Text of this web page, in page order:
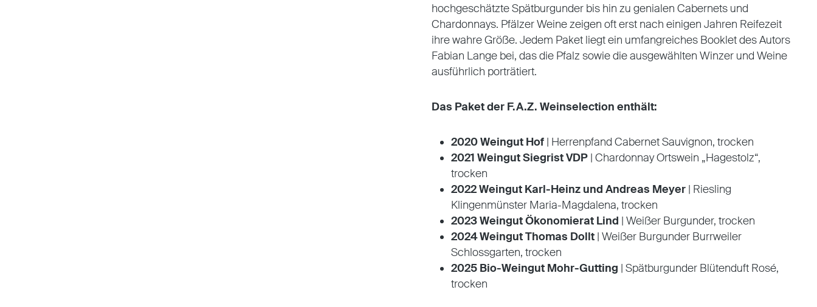
hochgeschätzte Spätburgunder bis hin zu genialen Cabernets und
Chardonnays. Pfälzer Weine zeigen oft erst nach einigen Jahren Reifezeit
ihre wahre Größe. Jedem Paket liegt ein umfangreiches Booklet des Autors
Fabian Lange bei, das die Pfalz sowie die ausgewählten Winzer und Weine
ausführlich porträtiert.
Das Paket der F.A.Z. Weinselection enthält:
2020 Weingut Hof | Herrenpfand Cabernet Sauvignon, trocken
2021 Weingut Siegrist VDP | Chardonnay Ortswein „Hagestolz“,
trocken
2022 Weingut Karl-Heinz und Andreas Meyer | Riesling
Klingenmünster Maria-Magdalena, trocken
2023 Weingut Ökonomierat Lind | Weißer Burgunder, trocken
2024 Weingut Thomas Dollt | Weißer Burgunder Burrweiler
Schlossgarten, trocken
2025 Bio-Weingut Mohr-Gutting | Spätburgunder Blütenduft Rosé,
trocken